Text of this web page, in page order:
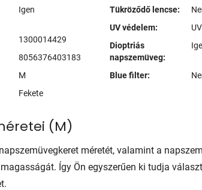
Igen
1300014429
8056376403183
M
Fekete
Tükröződő lencse:
UV védelem:
Dioptriás
napszemüveg:
Blue filter:
(M)
méretét, valamint a
Így Ön egyszerűen ki tudja